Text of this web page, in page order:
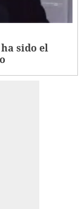
sido el